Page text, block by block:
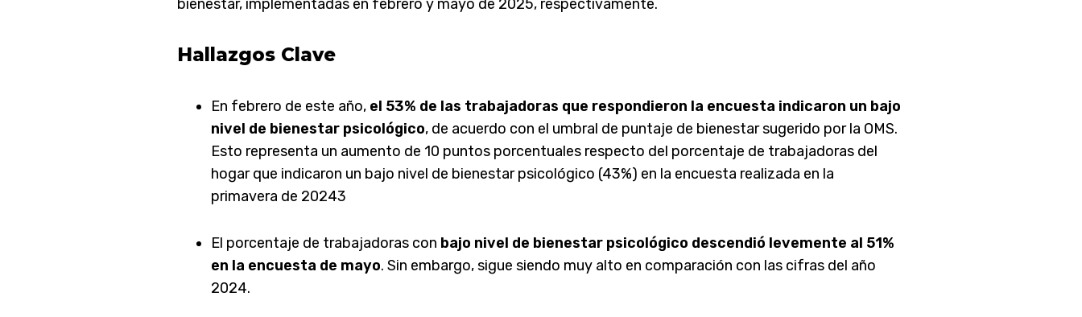
bienestar, implementadas en febrero y mayo de 2025, respectivamente.
Hallazgos Clave
En febrero de este año, el 53% de las trabajadoras que respondieron la encuesta indicaron un bajo
nivel de bienestar psicológico, de acuerdo con el umbral de puntaje de bienestar sugerido por la OMS.
Esto representa un aumento de 10 puntos porcentuales respecto del porcentaje de trabajadoras del
hogar que indicaron un bajo nivel de bienestar psicológico (43%) en la encuesta realizada en la
primavera de 20243
El porcentaje de trabajadoras con bajo nivel de bienestar psicológico descendió levemente al 51%
en la encuesta de mayo. Sin embargo, sigue siendo muy alto en comparación con las cifras del año
2024.